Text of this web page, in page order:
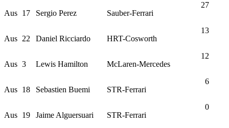
Aus 17 Sergio Perez Sauber-Ferrari
27
Aus 22 Daniel Ricciardo HRT-Cosworth
13
Aus 3 Lewis Hamilton McLaren-Mercedes
12
Aus 18 Sebastien Buemi STR-Ferrari
6
Aus 19 Jaime Alguersuari STR-Ferrari
0